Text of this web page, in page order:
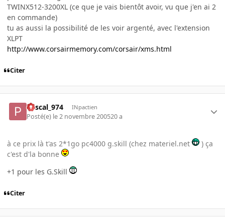
TWINX512-3200XL (ce que je vais bientôt avoir, vu que j'en ai 2
en commande)
tu as aussi la possibilité de les voir argenté, avec l'extension
XLPT
http://www.corsairmemory.com/corsair/xms.html
Citer
Pascal_974 INpactien
Posté(e) le 2 novembre 200520 a
à ce prix là t'as 2*1go pc4000 g.skill (chez materiel.net
) ça
c'est d'la bonne
+1 pour les G.Skill
Citer